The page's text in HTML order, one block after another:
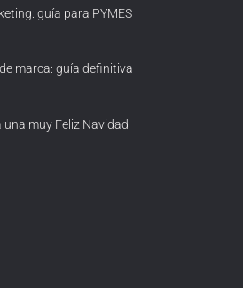
guía para PYMES
marca: guía definitiva
una muy Feliz Navidad